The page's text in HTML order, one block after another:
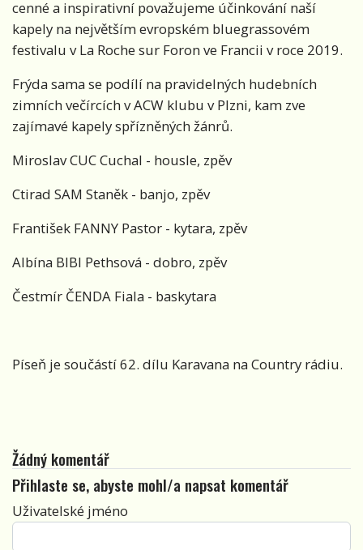
cenné a inspirativní považujeme účinkování naší
kapely na největším evropském bluegrassovém
festivalu v La Roche sur Foron ve Francii v roce 2019.
Frýda sama se podílí na pravidelných hudebních
zimních večírcích v ACW klubu v Plzni, kam zve
zajímavé kapely spřízněných žánrů.
Miroslav CUC Cuchal - housle, zpěv
Ctirad SAM Staněk - banjo, zpěv
František FANNY Pastor - kytara, zpěv
Albína BIBI Pethsová - dobro, zpěv
Čestmír ČENDA Fiala - baskytara
Píseň je součástí 62. dílu Karavana na Country rádiu.
Žádný komentář
Přihlaste se, abyste mohl/a napsat komentář
Uživatelské jméno